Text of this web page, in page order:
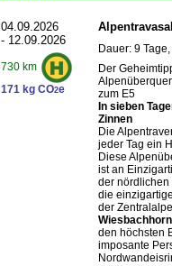
04.09.2026
- 12.09.2026
730 km
171 kg CO2e
Dauer: 9
Der
zum E5
In sieben
Zinnen
Die
jeder Tag ein
Diese
ist an
der
die
der
den höchsten
imposante